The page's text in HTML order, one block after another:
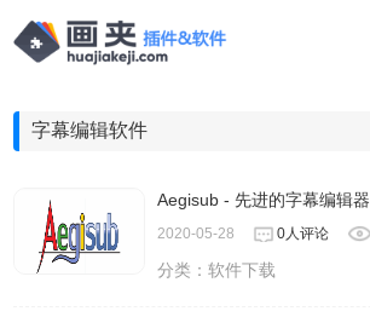
字幕编辑软件
Aegisub - 先进的字幕编辑器
2020-05-28 0人评论
分类：软件下载